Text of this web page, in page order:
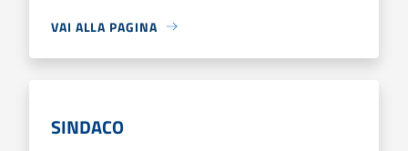
VAI ALLA PAGINA
SINDACO